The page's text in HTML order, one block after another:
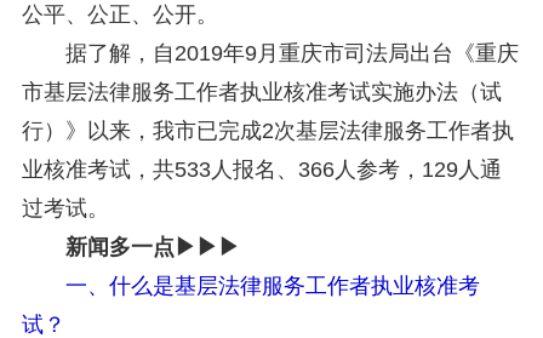
公平、公正、公开。
据了解，自2019年9月重庆市司法局出台《重庆
市基层法律服务工作者执业核准考试实施办法（试
行）》以来，我市已完成2次基层法律服务工作者执
业核准考试，共533人报名、366人参考，129人通
过考试。
新闻多一点▶▶▶
一、什么是基层法律服务工作者执业核准考
试？